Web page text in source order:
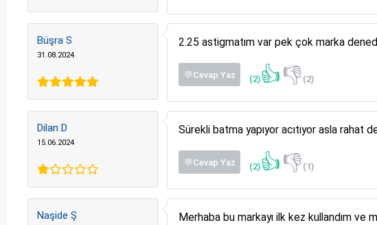
Büşra S
31.08.2024
2.25 astigmatım var pek çok marka
💬Cevap Yaz (2)👍👎 (2)
Dilan D
15.06.2024
Sürekli batma yapıyor acıtıyor asla rahat
💬Cevap Yaz (2)👍👎 (1)
Naşide Ş
Merhaba bu markayı ilk kez kullandım